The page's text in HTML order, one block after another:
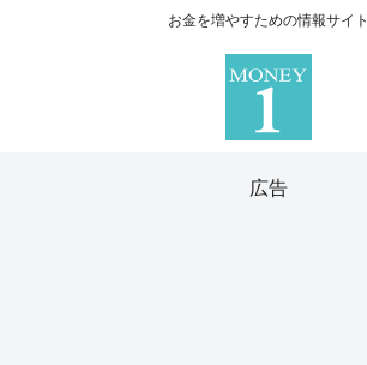
お金を増やすための情報サイト
広告